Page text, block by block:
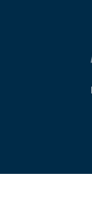
Kako
unos: Šta